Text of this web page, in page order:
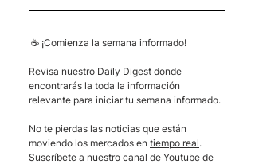
☕ ¡Comienza la semana informado!
Revisa nuestro Daily Digest donde
encontrarás la toda la información
relevante para iniciar tu semana informado.
No te pierdas las noticias que están
moviendo los mercados en tiempo real.
Suscríbete a nuestro canal de Youtube de